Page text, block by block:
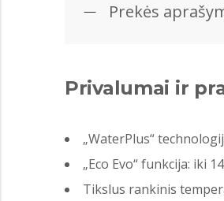
Prekės
Privalumai ir
„WaterPlus“
„Eco Evo“ funkcija: iki
Tikslus rankinis